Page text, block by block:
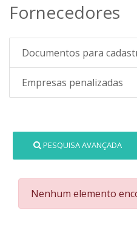
Fornecedores
Documentos para
Empresas penalizadas
PESQUISA AVANÇADA
Nenhum elemento